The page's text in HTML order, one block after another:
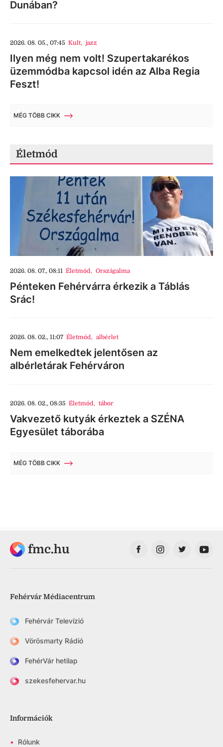
Dunában?
2026. 08. 05., 07:45 Kult, jazz
Ilyen még nem volt! Szupertakarékos
üzemmódba kapcsol idén az Alba Regia
Feszt!
MÉG TÖBB CIKK
Életmód
2026. 08. 07., 08:11 Életmód, Országalma
Pénteken Fehérvárra érkezik a Táblás
Srác!
2026. 08. 02., 11:07 Életmód, albérlet
Nem emelkedtek jelentősen az
albérletárak Fehérváron
2026. 08. 02., 08:35 Életmód, tábor
Vakvezető kutyák érkeztek a SZÉNA
Egyesület táborába
MÉG TÖBB CIKK
fmc.hu
Fehérvár Médiacentrum
Fehérvár Televízió
Vörösmarty Rádió
FehérVár hetilap
szekesfehervar.hu
Információk
• Rólunk